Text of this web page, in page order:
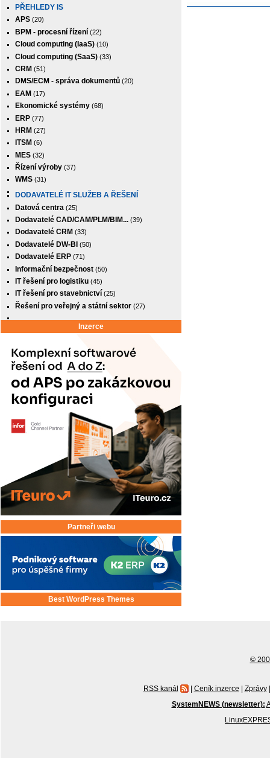
PŘEHLEDY IS
APS (20)
BPM - procesní řízení (22)
Cloud computing (IaaS) (10)
Cloud computing (SaaS) (33)
CRM (51)
DMS/ECM - správa dokumentů (20)
EAM (17)
Ekonomické systémy (68)
ERP (77)
HRM (27)
ITSM (6)
MES (32)
Řízení výroby (37)
WMS (31)
DODAVATELÉ IT SLUŽEB A ŘEŠENÍ
Datová centra (25)
Dodavatelé CAD/CAM/PLM/BIM... (39)
Dodavatelé CRM (33)
Dodavatelé DW-BI (50)
Dodavatelé ERP (71)
Informační bezpečnost (50)
IT řešení pro logistiku (45)
IT řešení pro stavebnictví (25)
Řešení pro veřejný a státní sektor (27)
Inzerce
Partneři webu
Best WordPress Themes
©
RSS kanál | Ceník inzerce | Zprávy |
SystemNEWS (newsletter):